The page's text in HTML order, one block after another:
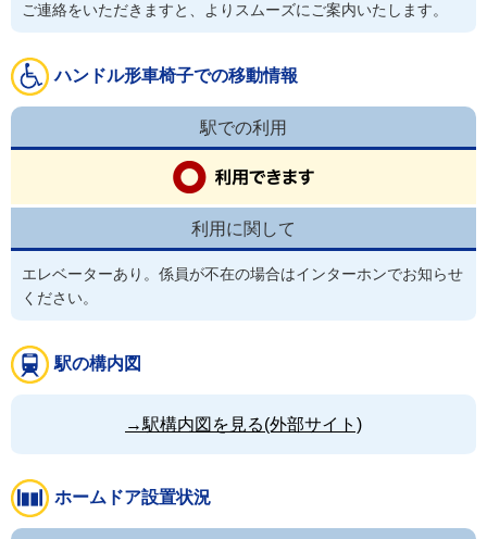
ご連絡をいただきますと、よりスムーズにご案内いたします。
ハンドル形車椅子での移動情報
駅での利用
利用に関して
エレベーターあり。係員が不在の場合はインターホンでお知らせ
ください。
駅の構内図
→駅構内図を見る(外部サイト)
ホームドア設置状況